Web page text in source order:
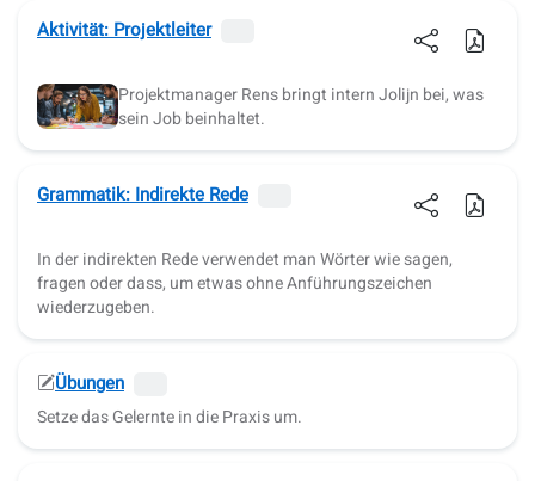
Aktivität: Projektleiter
Projektmanager Rens bringt intern Jolijn bei, was
sein Job beinhaltet.
Grammatik: Indirekte Rede
In der indirekten Rede verwendet man Wörter wie sagen,
fragen oder dass, um etwas ohne Anführungszeichen
wiederzugeben.
Übungen
Setze das Gelernte in die Praxis um.